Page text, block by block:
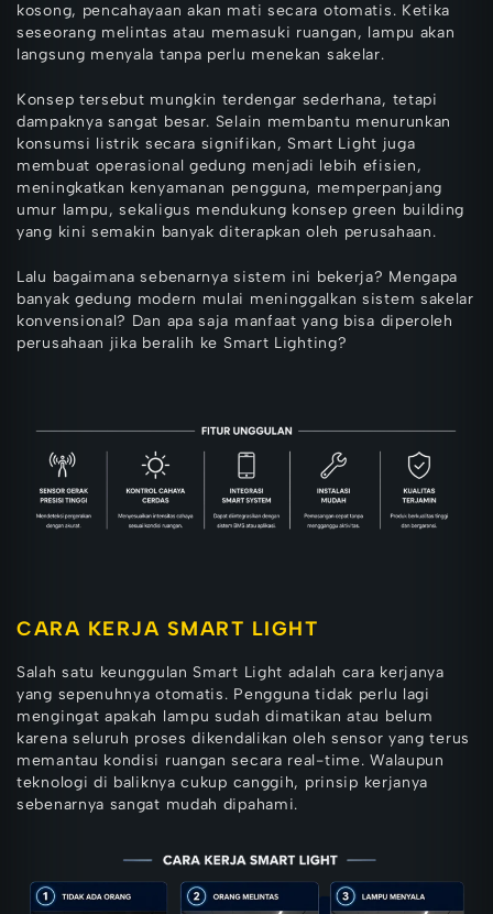
kosong, pencahayaan akan mati secara otomatis. Ketika
seseorang melintas atau memasuki ruangan, lampu akan
langsung menyala tanpa perlu menekan sakelar.
Konsep tersebut mungkin terdengar sederhana, tetapi
dampaknya sangat besar. Selain membantu menurunkan
konsumsi listrik secara signifikan, Smart Light juga
membuat operasional gedung menjadi lebih efisien,
meningkatkan kenyamanan pengguna, memperpanjang
umur lampu, sekaligus mendukung konsep green building
yang kini semakin banyak diterapkan oleh perusahaan.
Lalu bagaimana sebenarnya sistem ini bekerja? Mengapa
banyak gedung modern mulai meninggalkan sistem sakelar
konvensional? Dan apa saja manfaat yang bisa diperoleh
perusahaan jika beralih ke Smart Lighting?
CARA KERJA SMART LIGHT
Salah satu keunggulan Smart Light adalah cara kerjanya
yang sepenuhnya otomatis. Pengguna tidak perlu lagi
mengingat apakah lampu sudah dimatikan atau belum
karena seluruh proses dikendalikan oleh sensor yang terus
memantau kondisi ruangan secara real-time. Walaupun
teknologi di baliknya cukup canggih, prinsip kerjanya
sebenarnya sangat mudah dipahami.